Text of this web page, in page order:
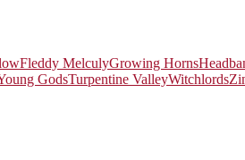
Fleddy MelculyGrowing Horns
GodsTurpentine ValleyWitchlords